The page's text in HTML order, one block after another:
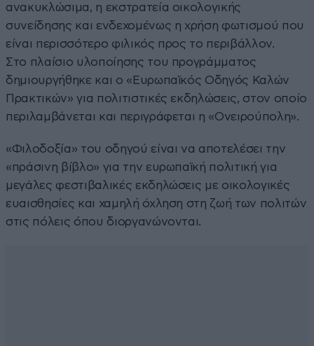
ανακυκλώσιμα, η εκστρατεία οικολογικής
συνείδησης και ενδεχομένως η χρήση φωτισμού που
είναι περισσότερο φιλικός προς το περιβάλλον.
Στο πλαίσιο υλοποίησης του προγράμματος
δημιουργήθηκε και ο «Ευρωπαϊκός Οδηγός Καλών
Πρακτικών» για πολιτιστικές εκδηλώσεις, στον οποίο
περιλαμβάνεται και περιγράφεται η «Ονειρούπολη».
«Φιλοδοξία» του οδηγού είναι να αποτελέσει την
«πράσινη βίβλο» για την ευρωπαϊκή πολιτική για
μεγάλες φεστιβαλικές εκδηλώσεις με οικολογικές
ευαισθησίες και χαμηλή όχληση στη ζωή των πολιτών
στις πόλεις όπου διοργανώνονται.